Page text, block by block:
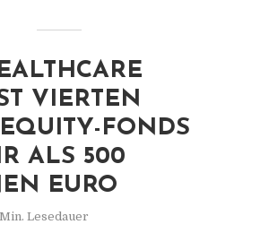
VIERTEN P
FONDS M
500 M
EURO
Lesedauer